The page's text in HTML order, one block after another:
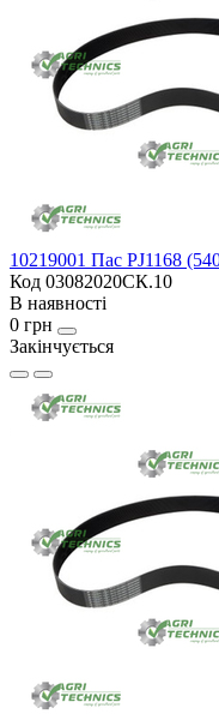
10219001 Пас PJ1168
Код 03082020СК.10
В наявності
0 грн
Закінчується